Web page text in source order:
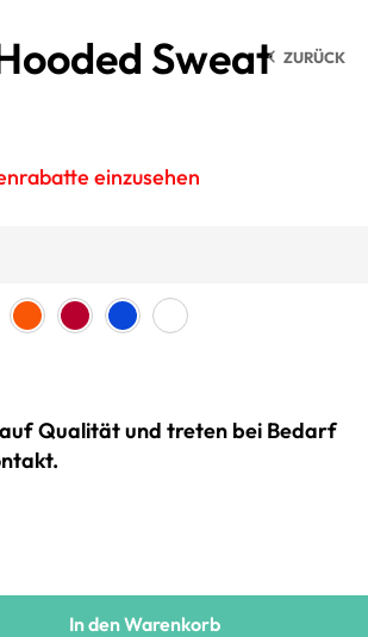
ZURÜCK
Sweat
einzusehen
Qualität und treten bei Bedarf
In den Warenkorb